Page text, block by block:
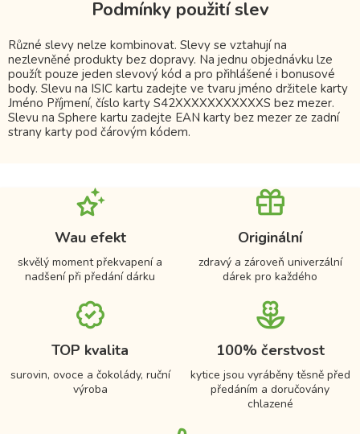
Podmínky použití slev
Různé slevy nelze kombinovat. Slevy se vztahují na
nezlevněné produkty bez dopravy. Na jednu objednávku lze
použít pouze jeden slevový kód a pro přihlášené i bonusové
body. Slevu na ISIC kartu zadejte ve tvaru jméno držitele karty
Jméno Příjmení, číslo karty S42XXXXXXXXXXXS bez mezer.
Slevu na Sphere kartu zadejte EAN karty bez mezer ze zadní
strany karty pod čárovým kódem.
Wau efekt
skvělý moment překvapení a
nadšení při předání dárku
Originální
zdravý a zároveň univerzální
dárek pro každého
TOP kvalita
surovin, ovoce a čokolády, ruční
výroba
100% čerstvost
kytice jsou vyráběny těsně před
předáním a doručovány
chlazené